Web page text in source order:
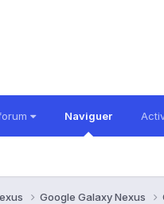
Naviguer
Google Galaxy Nexus